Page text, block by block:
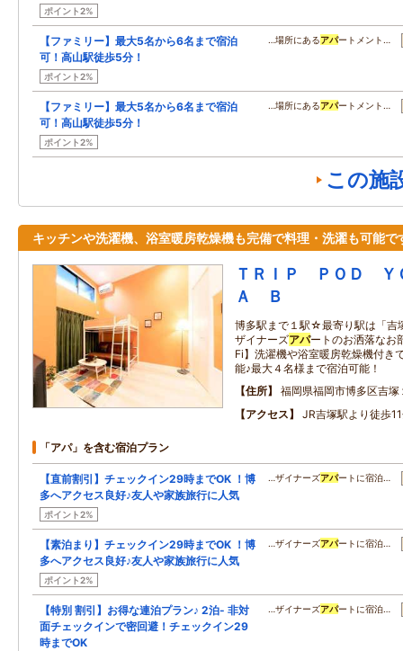
ポイント2%
【ファミリー】最大5名から6名まで宿泊
可！高山駅徒歩5分！
ポイント2%
…場所にあるアパートメント…
【ファミリー】最大5名から6名まで宿泊
可！高山駅徒歩5分！
ポイント2%
…場所にあるアパートメント…
この施
キッチンや洗濯機、浴室暖房乾燥機も完備で料理・洗濯も可能で
ＴＲＩＰ ＰＯＤ Ｙ
Ａ Ｂ
博多駅まで１駅☆最寄り駅は「吉
ザイナーズアパートのお洒落な
Fi】洗濯機や浴室暖房乾燥機付き
能♪最大４名様まで宿泊可能！
住所
福岡県福岡市博多区吉
アクセス
JR吉塚駅より徒歩
「アパ」を含む宿泊プラン
【直前割引】チェックイン29時までOK ！博
多へアクセス良好♪友人や家族旅行に人気
ポイント2%
…ザイナーズアパートに宿泊…
【素泊まり】チェックイン29時までOK ！博
多へアクセス良好♪友人や家族旅行に人気
ポイント2%
…ザイナーズアパートに宿泊…
【特別 割引】お得な連泊プラン♪ 2泊- 非対
面チェックインで密回避！チェックイン29
時までOK
…ザイナーズアパートに宿泊…